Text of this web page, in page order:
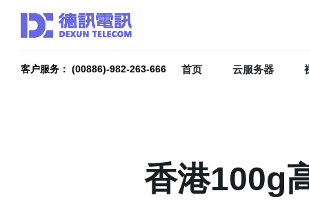
客户服务： (00886)-982-263-666 首页 云服务器
香港100g